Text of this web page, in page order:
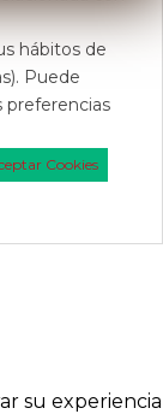
hábitos de
Puede
preferencias
Cookies
su experiencia